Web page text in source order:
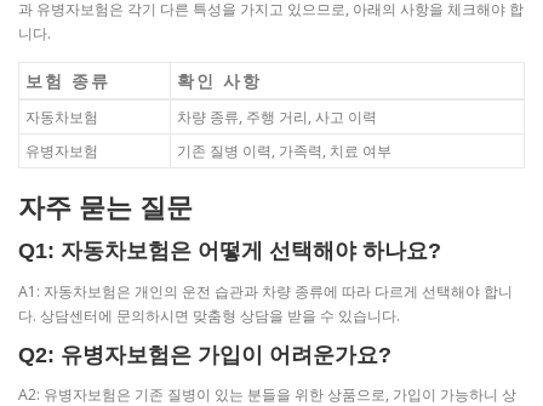
과 유병자보험은 각기 다른 특성을 가지고 있으므로, 아래의 사항을 체크해야 합
니다.
보험 종류 확인 사항
자동차보험
차량 종류, 주행 거리, 사고 이력
유병자보험
기존 질병 이력, 가족력, 치료 여부
자주 묻는 질문
Q1: 자동차보험은 어떻게 선택해야 하나요?
A1: 자동차보험은 개인의 운전 습관과 차량 종류에 따라 다르게 선택해야 합니
다. 상담센터에 문의하시면 맞춤형 상담을 받을 수 있습니다.
Q2: 유병자보험은 가입이 어려운가요?
A2: 유병자보험은 기존 질병이 있는 분들을 위한 상품으로, 가입이 가능하니 상